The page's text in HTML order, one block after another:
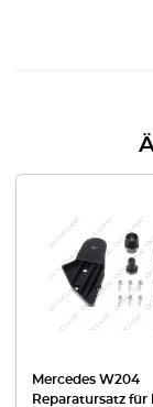
Mercedes W204
Reparatursatz für